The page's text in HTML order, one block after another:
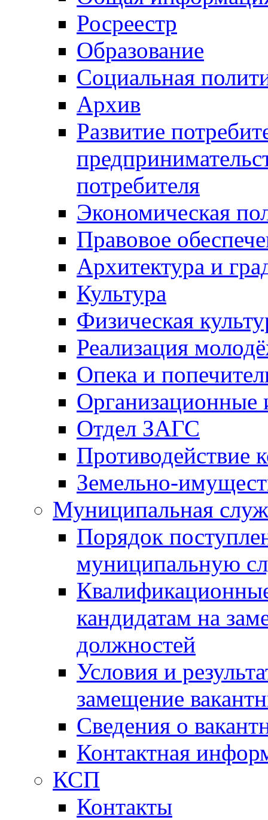
Росреестр
Образование
Социальная
Архив
Развитие
потребителя
Экономическая
Правовое
Архитектура и
Культура
Физическая
Реализация
Опека и
Отдел ЗАГС
Противодействие
Земельно-
Муниципальная
Порядок
муниципальную
кандидатам на
должностей
Условия и
замещение
Сведения о
Контактная
КСП
Контакты